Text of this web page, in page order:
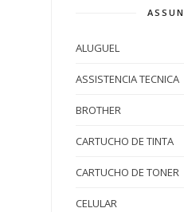
ALUGUEL
ASSISTENCIA TECNICA
BROTHER
CARTUCHO DE TINTA
CARTUCHO DE TONER
CELULAR